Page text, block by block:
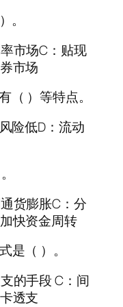
。
市场C：贴现
市场
（ ）等特点。
险低D：流动
货膨胀C：分
快资金周转
是（ ）。
的手段 C：间
透支